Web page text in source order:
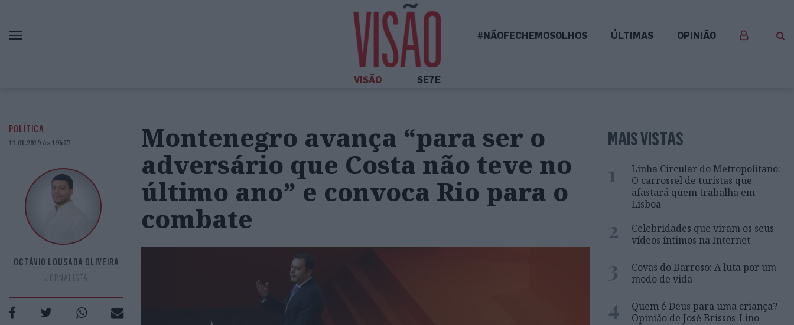
#NÃOFECHEMOSOLHOS ÚLTIMAS OPINIÃO
VISÃO SE7E
POLÍTICA
11.01.2019 às 19h27
OCTÁVIO LOUSADA OLIVEIRA
JORNALISTA
Montenegro avança “para ser o
adversário que Costa não teve no
último ano” e convoca Rio para o
combate
MAIS VISTAS
1
Linha Circular do Metropolitano:
O carrossel de turistas que
afastará quem trabalha em
Lisboa
2
Celebridades que viram os seus
vídeos íntimos na Internet
3
Covas do Barroso: A luta por um
modo de vida
4
Quem é Deus para uma criança?
Opinião de José Brissos-Lino